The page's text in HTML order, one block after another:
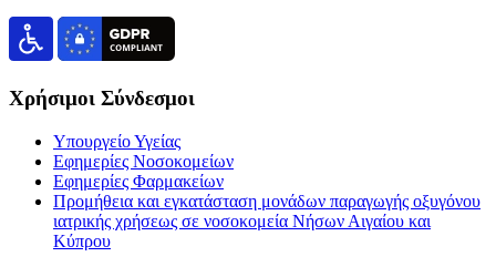
Χρήσιμοι Σύνδεσμοι
Υπουργείο Υγείας
Εφημερίες Νοσοκομείων
Εφημερίες Φαρμακείων
Προμήθεια και εγκατάσταση μονάδων παραγωγής οξυγόνου
ιατρικής χρήσεως σε νοσοκομεία Νήσων Αιγαίου και
Κύπρου